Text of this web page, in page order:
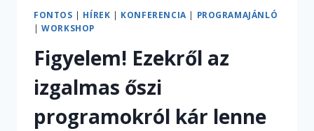
FONTOS | HÍREK | KONFERENCIA | PROGRAMAJÁNLÓ
|WORKSHOP
Figyelem! Ezekről az
izgalmas őszi
programokról kár lenne